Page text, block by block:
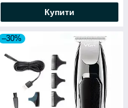
Купити
–30%